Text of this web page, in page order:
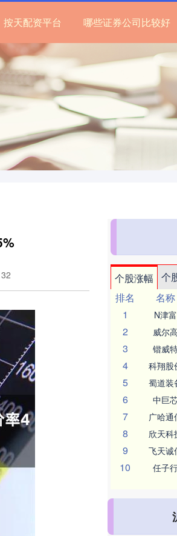
按天配资平台 哪些证券公司比较好
个股涨幅 个
排名
名称
1
N津富
2 威尔高
3 锴威
4 科翔股
5 蜀道装
6 中巨
7 广哈通
8 欣天科
9 飞天诚
10 任子